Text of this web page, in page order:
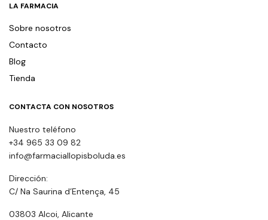
LA FARMACIA
Sobre nosotros
Contacto
Blog
Tienda
CONTACTA CON NOSOTROS
Nuestro teléfono
+34 965 33 09 82
info@farmaciallopisboluda.es
Dirección:
C/ Na Saurina d’Entença, 45
03803 Alcoi, Alicante